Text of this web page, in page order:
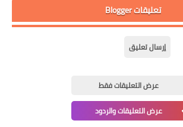
تعليقات Blogger
إرسال تعليق
عرض التعليقات فقط
عرض التعليقات والردود